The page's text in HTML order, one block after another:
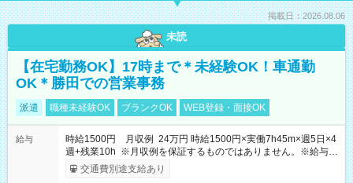
掲載日：2026.08.06
未読
【在宅勤務OK】17時まで＊未経験OK！車通勤
OK＊勝田での営業事務
派遣 職種未経験OK ブランクOK WEB登録・面接OK
給与
時給1500円 月収例 24万円 時給1500円×実働7h45m×週5日×4
週+残業10h ※月収例を保証するものではありません。※給与即
受取りサービス利用可（利用条件有）
交通費別途支給あり